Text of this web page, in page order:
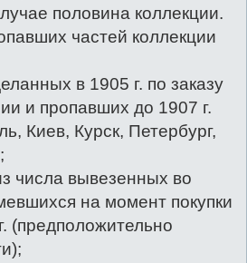
половина коллекции.
частей коллекции
в 1905 г. по заказу
и пропавших до 1907 г.
Киев, Курск, Петербург,
числа вывезенных во
на момент покупки
(предположительно